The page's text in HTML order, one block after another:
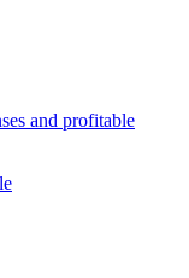
and profitable